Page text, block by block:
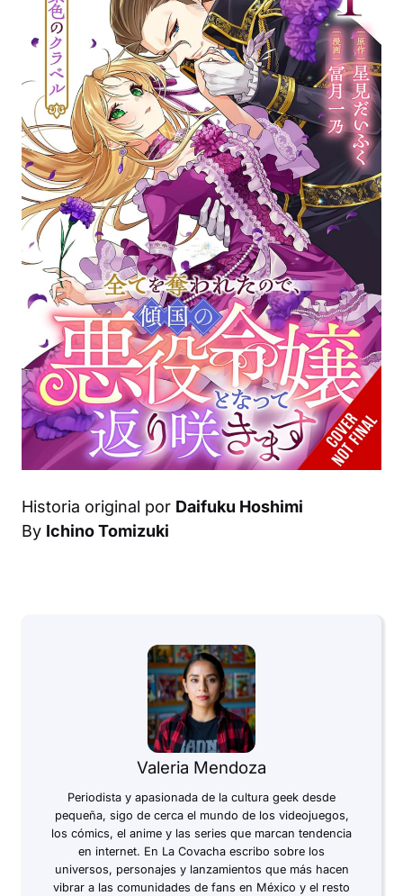
Historia original por Daifuku Hoshimi
By Ichino Tomizuki
Valeria Mendoza
Periodista y apasionada de la cultura geek desde
pequeña, sigo de cerca el mundo de los videojuegos,
los cómics, el anime y las series que marcan tendencia
en internet. En La Covacha escribo sobre los
universos, personajes y lanzamientos que más hacen
vibrar a las comunidades de fans en México y el resto